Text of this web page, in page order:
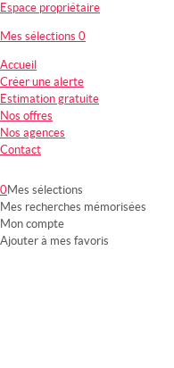
Espace propriétaire
Mes sélections 0
Accueil
Créer une alerte
Estimation gratuite
Nos offres
Nos agences
Contact
0Mes sélections
Mes recherches mémorisées
Mon compte
Ajouter à mes favoris